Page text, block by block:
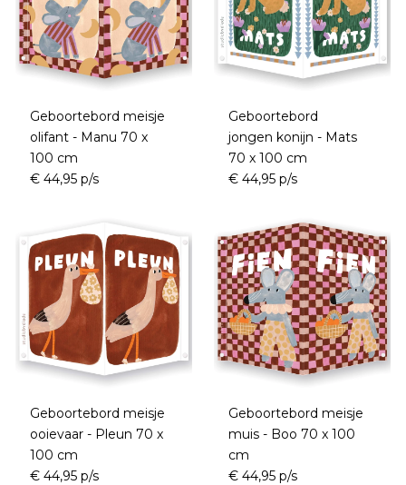
Geboortebord meisje
olifant - Manu 70 x
100 cm
€ 44,95 p/s
Geboortebord
jongen konijn - Mats
70 x 100 cm
€ 44,95 p/s
Geboortebord meisje
ooievaar - Pleun 70 x
100 cm
€ 44,95 p/s
Geboortebord meisje
muis - Boo 70 x 100
cm
€ 44,95 p/s